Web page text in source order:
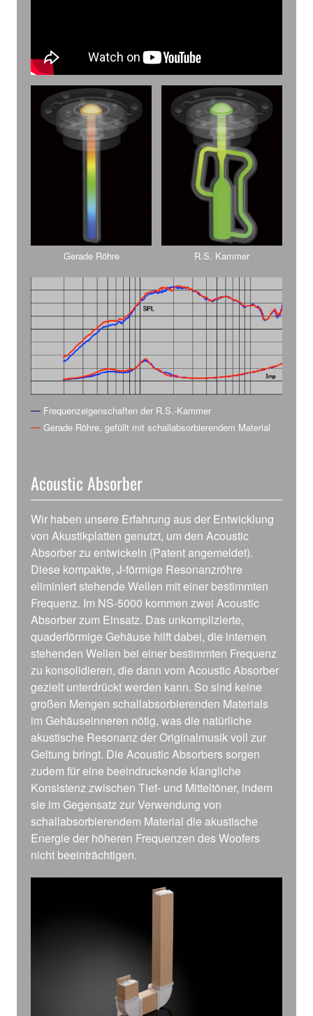
Gerade Röhre R.S. Kammer
Frequenzeigenschaften der R.S.-Kammer
Gerade Röhre, gefüllt mit schallabsorbierendem Material
Acoustic Absorber
Wir haben unsere Erfahrung aus der Entwicklung
von Akustikplatten genutzt, um den Acoustic
Absorber zu entwickeln (Patent angemeldet).
Diese kompakte, J-förmige Resonanzröhre
eliminiert stehende Wellen mit einer bestimmten
Frequenz. Im NS-5000 kommen zwei Acoustic
Absorber zum Einsatz. Das unkomplizierte,
quaderförmige Gehäuse hilft dabei, die internen
stehenden Wellen bei einer bestimmten Frequenz
zu konsolidieren, die dann vom Acoustic Absorber
gezielt unterdrückt werden kann. So sind keine
großen Mengen schallabsorbierenden Materials
im Gehäuseinneren nötig, was die natürliche
akustische Resonanz der Originalmusik voll zur
Geltung bringt. Die Acoustic Absorbers sorgen
zudem für eine beeindruckende klangliche
Konsistenz zwischen Tief- und Mitteltöner, indem
sie im Gegensatz zur Verwendung von
schallabsorbierendem Material die akustische
Energie der höheren Frequenzen des Woofers
nicht beeinträchtigen.